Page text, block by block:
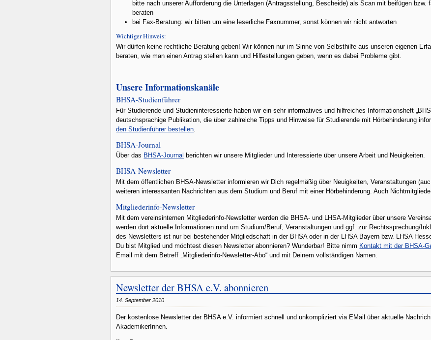
bitte nach unserer Aufforderung die Unterlagen (Antragsstellung, Bescheide) als Scan mit beifügen
beraten
bei Fax-Beratung: wir bitten um eine leserliche Faxnummer, sonst können wir nicht antworten
Wichtiger Hinweis:
Wir dürfen keine rechtliche Beratung geben! Wir können nur im Sinne von Selbsthilfe aus unseren eigenen
beraten, wie man einen Antrag stellen kann und Hilfestellungen geben, wenn es dabei Probleme gibt.
Unsere Informationskanäle
BHSA-Studienführer
Für Studierende und Studieninteressierte haben wir ein sehr informatives und hilfreiches Informationsheft
deutschsprachige Publikation, die über zahlreiche Tipps und Hinweise für Studierende mit Hörbehinderung
den Studienführer bestellen
BHSA-Journal
Über das BHSA-Journal berichten wir unsere Mitglieder und Interessierte über unsere Arbeit und Neuigkeiten.
BHSA-Newsletter
Mit dem öffentlichen BHSA-Newsletter informieren wir Dich regelmäßig über Neuigkeiten, Veranstaltungen
weiteren interessanten Nachrichten aus dem Studium und Beruf mit einer Hörbehinderung. Auch
Mitgliederinfo-Newsletter
Mit dem vereinsinternen Mitgliederinfo-Newsletter werden die BHSA- und LHSA-Mitglieder über unsere
werden dort aktuelle Informationen rund um Studium/Beruf, Veranstaltungen und ggf. zur Rechtssprechung/
des Newsletters ist nur bei bestehender Mitgliedschaft in der BHSA oder in der LHSA Bayern bzw. LHSA
Du bist Mitglied und möchtest diesen Newsletter abonnieren? Wunderbar! Bitte nimm Kontakt mit der BHSA-
Email mit dem Betreff „Mitgliederinfo-Newsletter-Abo“ und mit Deinem vollständigen Namen.
Newsletter der BHSA e.V. abonnieren
14. September 2010
Der kostenlose Newsletter der BHSA e.V. informiert schnell und unkompliziert via EMail über aktuelle
AkademikerInnen.